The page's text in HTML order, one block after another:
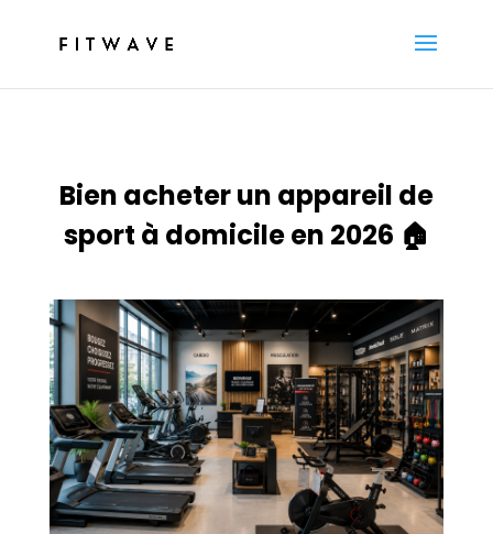
Bien acheter un appareil de
sport à domicile en 2026 🏠